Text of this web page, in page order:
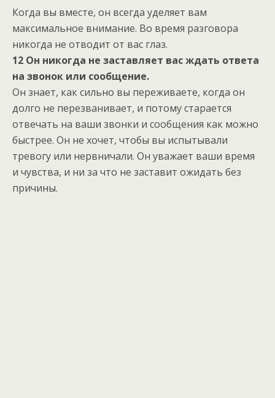
Когда вы вместе, он всегда уделяет вам
максимальное внимание. Во время разговора
никогда не отводит от вас глаз.
12 Он никогда не заставляет вас ждать ответа
на звонок или сообщение.
Он знает, как сильно вы переживаете, когда он
долго не перезванивает, и потому старается
отвечать на ваши звонки и сообщения как можно
быстрее. Он не хочет, чтобы вы испытывали
тревогу или нервничали. Он уважает ваши время
и чувства, и ни за что не заставит ожидать без
причины.